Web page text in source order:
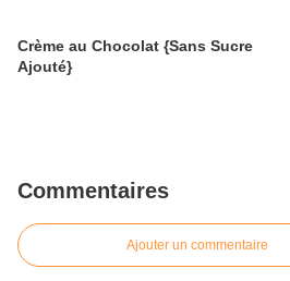
Crème au Chocolat {Sans Sucre
Ajouté}
Commentaires
Ajouter un commentaire